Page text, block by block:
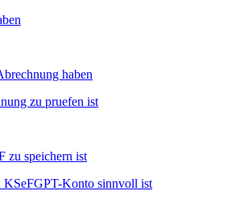
haben
zu pruefen ist
zu speichern ist
KSeFGPT-Konto sinnvoll ist